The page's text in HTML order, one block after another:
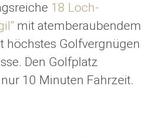
18 Loch-
mit atemberaubendem
höchstes Golfvergnügen
Den Golfplatz
10 Minuten Fahrzeit.